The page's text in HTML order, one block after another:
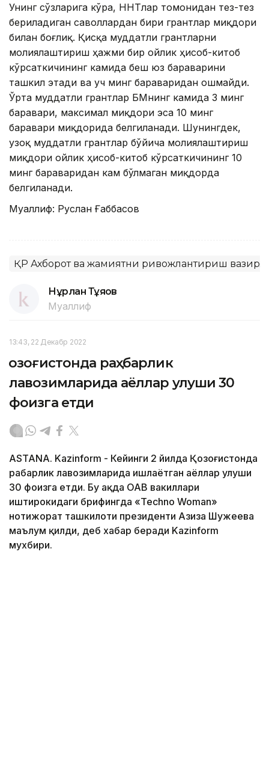
Унинг сўзларига кўра, ННТлар томонидан тез-тез
бериладиган саволлардан бири грантлар миқдори
билан боғлиқ. Қисқа муддатли грантларни
молиялаштириш ҳажми бир ойлик ҳисоб-китоб
кўрсаткичининг камида беш юз бараварини
ташкил этади ва уч минг бараваридан ошмайди.
Ўрта муддатли грантлар БҲМнинг камида 3 минг
баравари, максимал миқдори эса 10 минг
баравари миқдорида белгиланади. Шунингдек,
узоқ муддатли грантлар бўйича молиялаштириш
миқдори ойлик ҳисоб-китоб кўрсаткичининг 10
минг бараваридан кам бўлмаган миқдорда
белгиланади.
Муаллиф: Руслан Ғаббасов
ҚР Ахборот ва жамиятни ривожлантириш
Нұрлан Тұяқов
Муаллиф
13:43, 22 Декабр 2022
Қозоғистонда раҳбарлик
лавозимларида аёллар улуши 30
фоизга етди
ASTANA. Kazinform - Кейинги 2 йилда Қозоғистонда
раҳбарлик лавозимларида ишлаётган аёллар улуши
30 фоизга етди. Бу ҳақда ОАВ вакиллари
иштирокидаги брифингда «Techno Woman»
нотижорат ташкилоти президенти Азиза Шужеева
маълум қилди, деб хабар беради Kazinform
мухбири.